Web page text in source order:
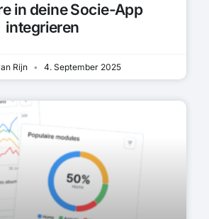
in deine Socie-App
integrieren
Rijn 4. September 2025